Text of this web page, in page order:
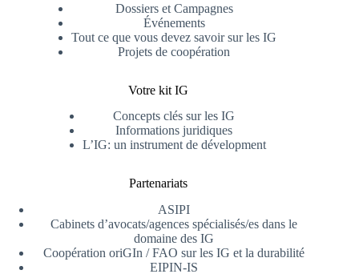
Dossiers et Campagnes
Événements
Tout ce que vous devez savoir sur les IG
Projets de coopération
Votre kit IG
Concepts clés sur les IG
Informations juridiques
L’IG: un instrument de dévelopment
Partenariats
ASIPI
Cabinets d’avocats/agences spécialisés/es dans le
domaine des IG
Coopération oriGIn / FAO sur les IG et la durabilité
EIPIN-IS